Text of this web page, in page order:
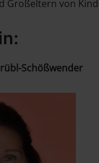
Großeltern von
Schößwender